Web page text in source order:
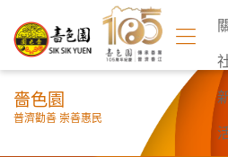
嗇色園
普濟勸善 崇善惠民